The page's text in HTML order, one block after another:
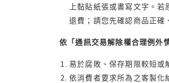
上黏貼紙張或書寫文字。
退費；請您先確認商品正確
依「通訊交易解除權合理例外
易於腐敗、保存期限較短
依消費者要求所為之客製